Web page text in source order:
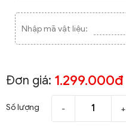
Nhập mã vật liệu:
Đơn giá: 1.299.000đ
Số lượng - +